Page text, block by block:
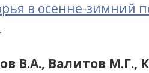
в осенне-зимний
В.А., Валитов М.Г.,